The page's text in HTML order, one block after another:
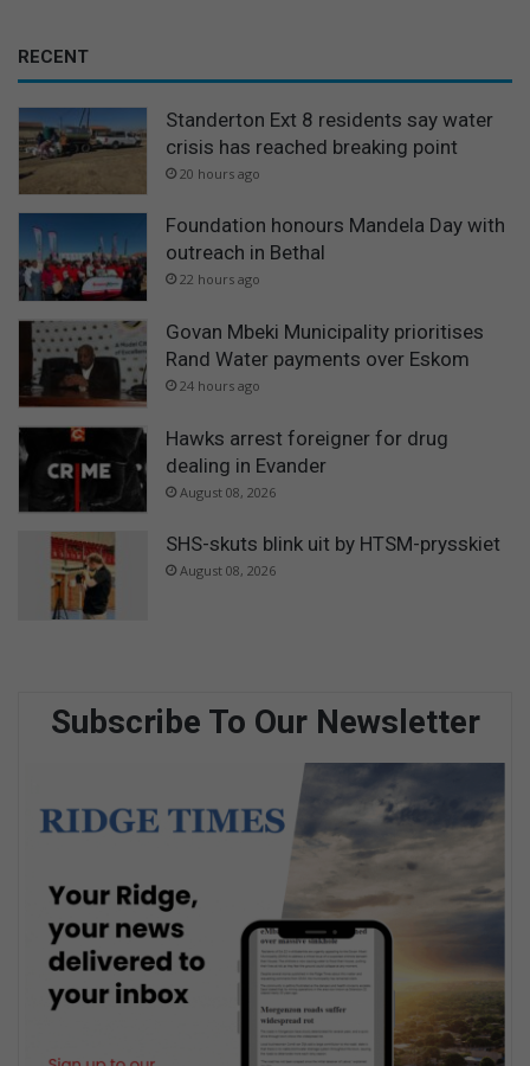
RECENT
Standerton Ext 8 residents say water
crisis has reached breaking point
20 hours ago
Foundation honours Mandela Day with
outreach in Bethal
22 hours ago
Govan Mbeki Municipality prioritises
Rand Water payments over Eskom
24 hours ago
Hawks arrest foreigner for drug
dealing in Evander
August 08, 2026
SHS-skuts blink uit by HTSM-prysskiet
August 08, 2026
Subscribe To Our Newsletter